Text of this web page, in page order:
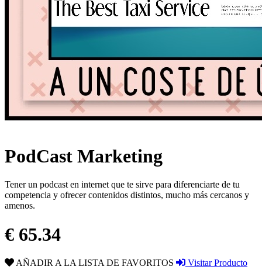
PodCast Marketing
Tener un podcast en internet que te sirve para diferenciarte de tu
competencia y ofrecer contenidos distintos, mucho más cercanos y
amenos.
€ 65.34
AÑADIR A LA LISTA DE FAVORITOS
Visitar Producto